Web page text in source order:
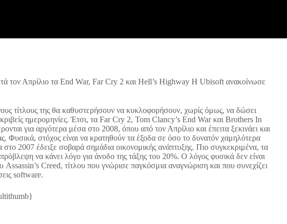
τον Απρίλιο τα End War, Far Cry 2 και Hell’s Highway Η Ubisoft ανακοίνωσε
τίτλους της θα καθυστερήσουν να κυκλοφορήσουν, χωρίς όμως, να δώσει
ημερομηνίες. Έτσι, τα Far Cry 2, Tom Clancy’s End War και Brothers In
για αργότερα μέσα στο 2008, όπου από τον Απρίλιο και έπειτα ξεκινάει και
Φυσικά, στόχος είναι να κρατηθούν τα έξοδα σε όσο το δυνατόν χαμηλότερα
στο 2007 έδειξε σοβαρά σημάδια οικονομικής ανάπτυξης. Πιο συγκεκριμένα, τα
να κάνει λόγο για άνοδο της τάξης του 20%. Ο λόγος φυσικά δεν είναι
Creed, τίτλου που γνώρισε παγκόσμια αναγνώριση και που συνεχίζει
software.